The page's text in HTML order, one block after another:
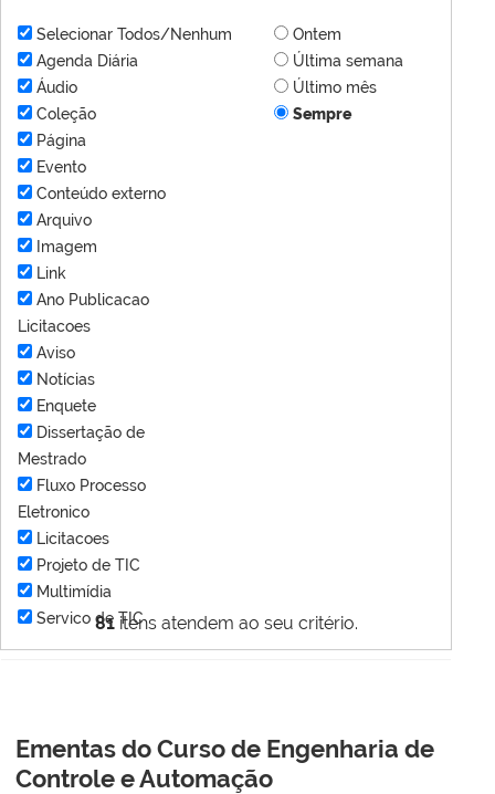
81itens atendem ao seu critério.
Selecionar Todos/Nenhum
Agenda Diária
Áudio
Coleção
Página
Evento
Conteúdo externo
Arquivo
Imagem
Link
Ano Publicacao
Licitacoes
Aviso
Notícias
Enquete
Dissertação de
Mestrado
Fluxo Processo
Eletronico
Licitacoes
Projeto de TIC
Multimídia
Servico de TIC
Ontem
Última semana
Último mês
Sempre
Ementas do Curso de Engenharia de
Controle e Automação